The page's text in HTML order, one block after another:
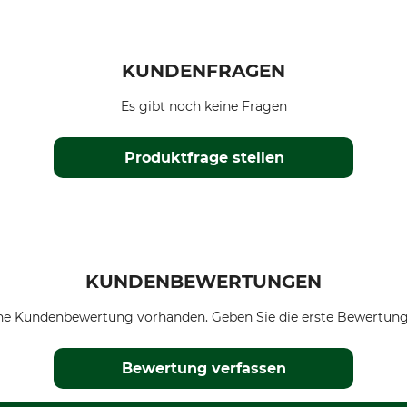
KUNDENFRAGEN
Produktfrage stellen
Es gibt noch keine Fragen
KUNDENBEWERTUNGEN
Kundenbewertung vorhanden. Geben Sie die erste
Bewertung verfassen